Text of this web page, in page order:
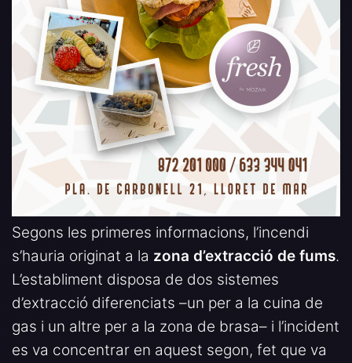
Segons les primeres informacions, l’incendi
s’hauria originat a la zona d’extracció de fums.
L’establiment disposa de dos sistemes
d’extracció diferenciats –un per a la cuina de
gas i un altre per a la zona de brasa– i l’incident
es va concentrar en aquest segon, fet que va